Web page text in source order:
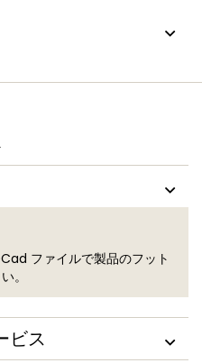
ファイルで製品のフット
。
ビス